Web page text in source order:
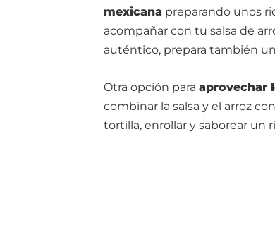
mexicana preparando unos
acompañar con tu salsa de
auténtico, prepara también
Otra opción para aprovechar
combinar la salsa y el arroz
tortilla, enrollar y saborear un